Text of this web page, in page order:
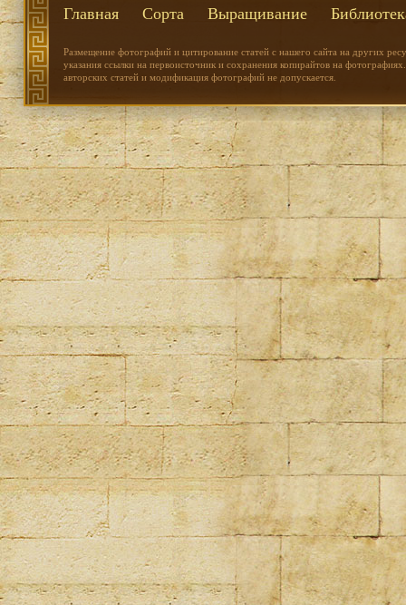
Главная Сорта Выращивание
Размещение фотографий и цитирование статей с нашего сайта на других
указания ссылки на первоисточник и сохранения копирайтов на
авторских статей и модификация фотографий не допускается.